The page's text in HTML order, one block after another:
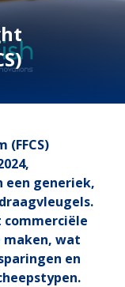
een generiek,
wat
en